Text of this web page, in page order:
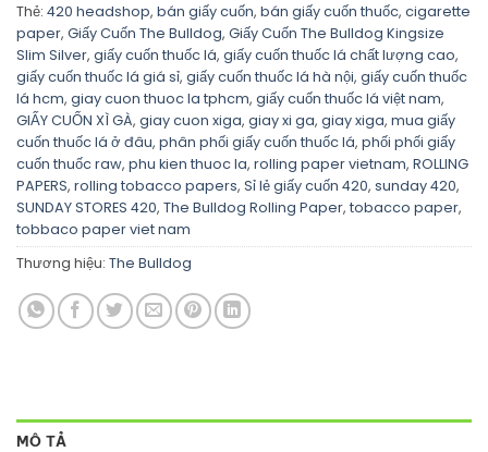
Thẻ: 420 headshop, bán giấy cuốn, bán giấy cuốn thuốc, cigarette
paper, Giấy Cuốn The Bulldog, Giấy Cuốn The Bulldog Kingsize
Slim Silver, giấy cuốn thuốc lá, giấy cuốn thuốc lá chất lượng cao,
giấy cuốn thuốc lá giá sỉ, giấy cuốn thuốc lá hà nội, giấy cuốn thuốc
lá hcm, giay cuon thuoc la tphcm, giấy cuốn thuốc lá việt nam,
GIẤY CUỐN XÌ GÀ, giay cuon xiga, giay xi ga, giay xiga, mua giấy
cuốn thuốc lá ở đâu, phân phối giấy cuốn thuốc lá, phối phối giấy
cuốn thuốc raw, phu kien thuoc la, rolling paper vietnam, ROLLING
PAPERS, rolling tobacco papers, Sỉ lẻ giấy cuốn 420, sunday 420,
SUNDAY STORES 420, The Bulldog Rolling Paper, tobacco paper,
tobbaco paper viet nam
Thương hiệu: The Bulldog
MÔ TẢ